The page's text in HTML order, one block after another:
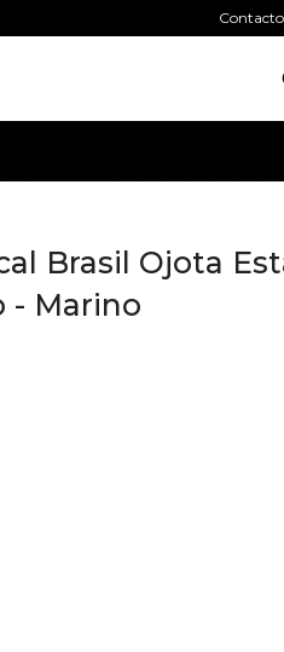
Contacto
Brasil Ojota
- Marino